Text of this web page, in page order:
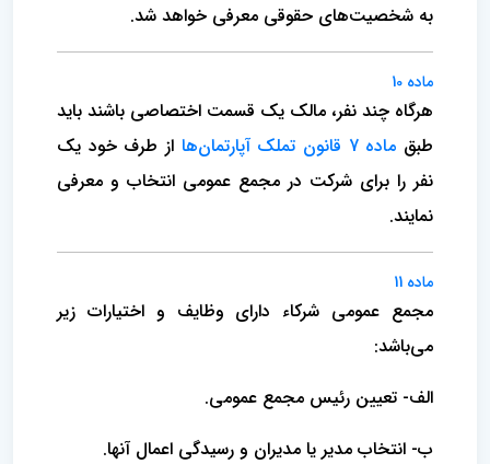
به شخصیت‌های حقوقی‌ معرفی خواهد شد.
ماده 10
هرگاه چند نفر، مالک یک قسمت اختصاصی باشند باید
طبق ماده 7 قانون تملک آپارتمان‌ها
از طرف خود یک
نفر را برای شرکت در مجمع عمومی انتخاب و معرفی
نمایند.
ماده 11
مجمع عمومی شرکاء دارای وظایف و اختیارات زیر
می‌باشد:
الف- تعیین رئیس مجمع عمومی‌.
ب- انتخاب مدیر یا مدیران و رسیدگی اعمال آنها.